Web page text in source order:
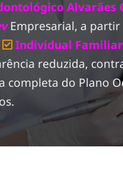
Alvarães
Empresarial, a
Individual Familiar
reduzida,
completa do Plano